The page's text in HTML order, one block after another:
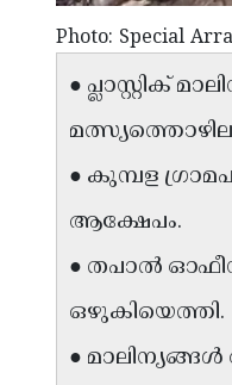
Photo: Special
● പ്ലാസ്റ്റിക്
● കുമ്പള
ആക്ഷേപം.
● തപാൽ ഓഫീസ്
ഒഴുകിയെത്തി.
●